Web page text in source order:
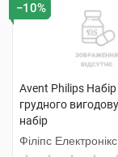
−10%
Avent Philips
грудного
набір
Філіпс Електронікс